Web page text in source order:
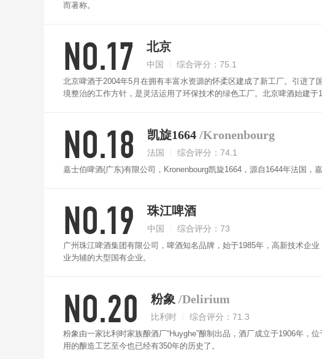
而著称。
NO.17 北京
中国 综合评分：75.1
北京啤酒于2004年5月在拥有丰富水资源的怀柔区建成了新工厂。引进
境整治的工作方针，是灵活运用了环保技术的绿色工厂。北京啤酒始建
NO.18 凯旋1664 /Kronenbourg
法国 综合评分：74.1
嘉士伯啤酒(广东)有限公司，Kronenbourg凯旋1664，源自1644年法国，
NO.19 珠江啤酒
中国 综合评分：73
广州珠江啤酒集团有限公司，啤酒知名品牌，始于1985年，高新技术企
业为辅的大型国有企业。
NO.20 粉象 /Delirium
比利时 综合评分：71.3
粉象由一家比利时家族酿酒厂“Huyghe”酿制出品，酒厂成立于1906年，
用的酿造工艺至今也已经有350年的历史了。